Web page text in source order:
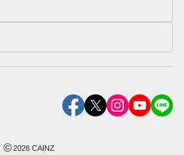
©2026 CAINZ